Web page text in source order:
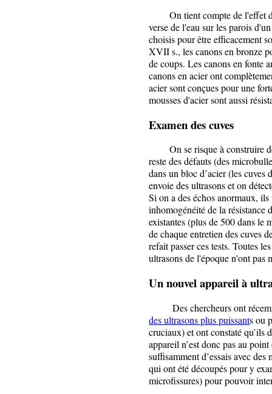
On tient compte de l'effet
verse de l'eau sur les parois
choisis pour être efficacement
XVII s., les canons en bronze
de coups. Les canons en fonte
canons en acier ont
acier sont conçues pour une
mousses d'acier sont aussi
Examen des cuves
On se risque à construire de
reste des défauts (des
dans un bloc d’acier (les cuves
envoie des ultrasons et on
Si on a des échos anormaux,
inhomogénéité de la résistance
existantes (plus de 500 dans le
de chaque entretien des cuves
refait passer ces tests. Toutes
ultrasons de l'époque n'ont pas
Un nouvel appareil à
Des chercheurs ont
des ultrasons plus puissants ou
cruciaux) et ont constaté qu’ils
appareil n’est donc pas au
suffisamment d’essais avec
qui ont été découpés pour y
microfissures) pour pouvoir